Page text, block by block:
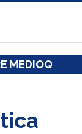
MEDIOQ